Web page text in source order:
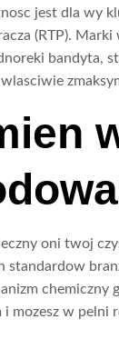
jest dla wy
(RTP). Marki
bandyta,
oni twoj
standardow
chemiczny
mozesz w pelni